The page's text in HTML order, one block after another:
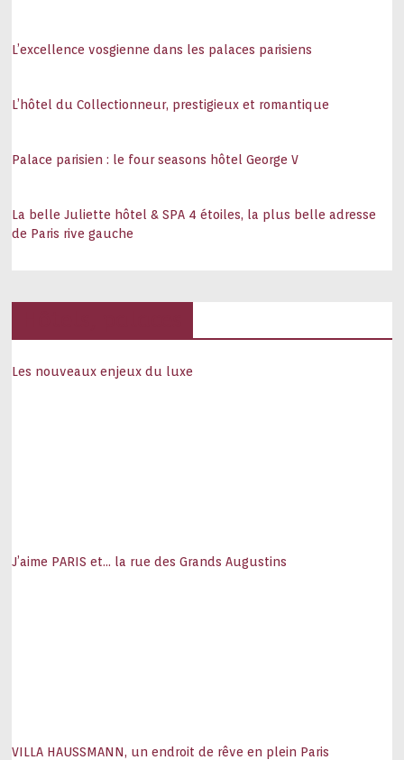
L’excellence vosgienne dans les palaces parisiens
L’hôtel du Collectionneur, prestigieux et romantique
Palace parisien : le four seasons hôtel George V
La belle Juliette hôtel & SPA 4 étoiles, la plus belle adresse
de Paris rive gauche
Les nouveaux enjeux du luxe
J’aime PARIS et… la rue des Grands Augustins
VILLA HAUSSMANN, un endroit de rêve en plein Paris